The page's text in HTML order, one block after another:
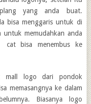
yang anda buat.
bisa menggaris untuk di
memudahkan anda
cat bisa menembus ke
mall logo dari pondok
memasangnya ke dalam
Biasanya logo